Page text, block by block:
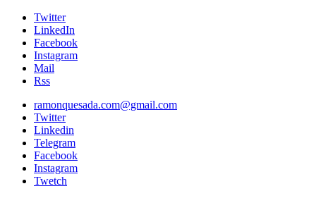
Twitter
LinkedIn
Facebook
Instagram
Mail
Rss
ramonquesada.com@gmail.com
Twitter
Linkedin
Telegram
Facebook
Instagram
Twetch